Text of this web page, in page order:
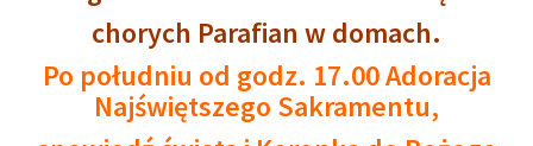
chorych Parafian w domach.
Po południu od godz. 17.00 Adoracja
Najświętszego Sakramentu,